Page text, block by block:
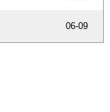
06-09